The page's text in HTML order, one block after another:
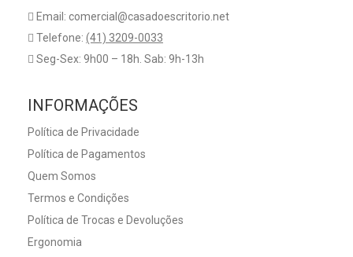
Email: comercial@casadoescritorio.net
Telefone: (41) 3209-0033
Seg-Sex: 9h00 – 18h. Sab: 9h-13h
INFORMAÇÕES
Política de Privacidade
Política de Pagamentos
Quem Somos
Termos e Condições
Política de Trocas e Devoluções
Ergonomia